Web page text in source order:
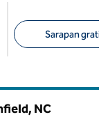
Sarapan gratis
NC